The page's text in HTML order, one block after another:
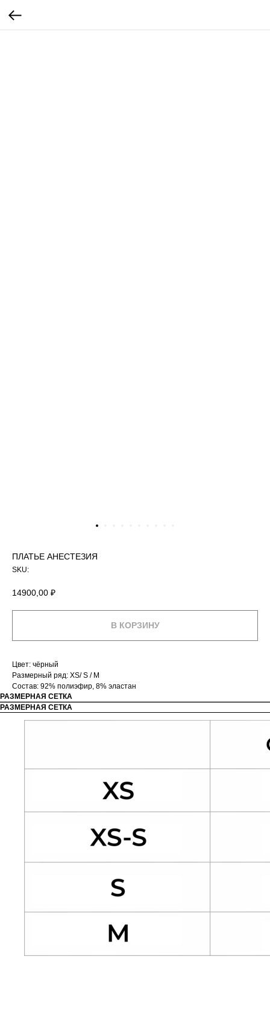
ПЛАТЬЕ АНЕСТЕЗИЯ
SKU:
14900,00 ₽
В КОРЗИНУ
Цвет: чёрный
Размерный ряд: XS/ S / M
Состав: 92% полиэфир, 8% эластан
РАЗМЕРНАЯ СЕТКА
РАЗМЕРНАЯ СЕТКА